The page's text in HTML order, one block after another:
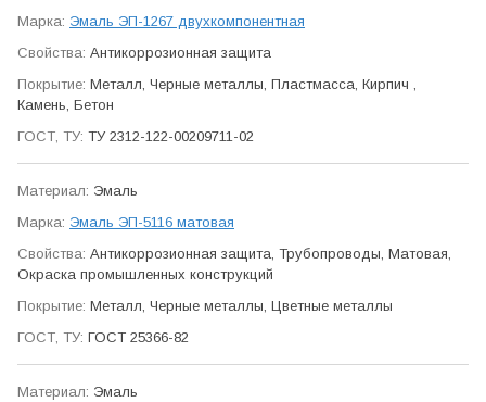
Эмаль ЭП-1267 двухкомпонентная
Антикор­розионная защита
Металл, Черные металлы, Пластмасса, Кирпич ,
Камень, Бетон
ТУ 2312-122-00209711-02
Эмаль
Эмаль ЭП-5116 матовая
Антикор­розионная защита, Трубо­проводы, Матовая,
Окраска промыш­ленных конструкций
Металл, Черные металлы, Цветные металлы
ГОСТ 25366-82
Эмаль